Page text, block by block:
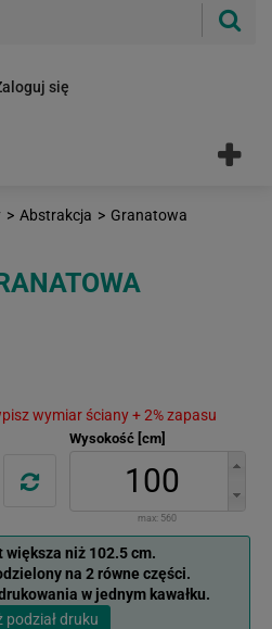
się
> Abstrakcja > Granatowa
wymiar ściany + 2% zapasu
Wysokość [cm]
max: 560
większa niż 102.5 cm.
na 2 równe części.
w jednym kawałku.
podział druku